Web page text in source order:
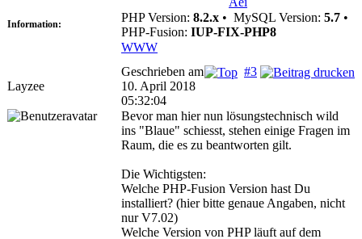
Information: PHP Version: 8.2.x • MySQL Version: 5.7 •
PHP-Fusion: IUP-FIX-PHP8
WWW
Layzee
#3
Geschrieben am
10. April 2018
05:32:04
Bevor man hier nun lösungstechnisch wild
ins "Blaue" schiesst, stehen einige Fragen im
Raum, die es zu beantworten gilt.
Die Wichtigsten:
Welche PHP-Fusion Version hast Du
installiert? (hier bitte genaue Angaben, nicht
nur V7.02)
Welche Version von PHP läuft auf dem